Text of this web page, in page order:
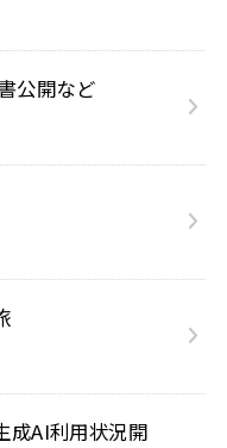
公開など
成AI利用状況開